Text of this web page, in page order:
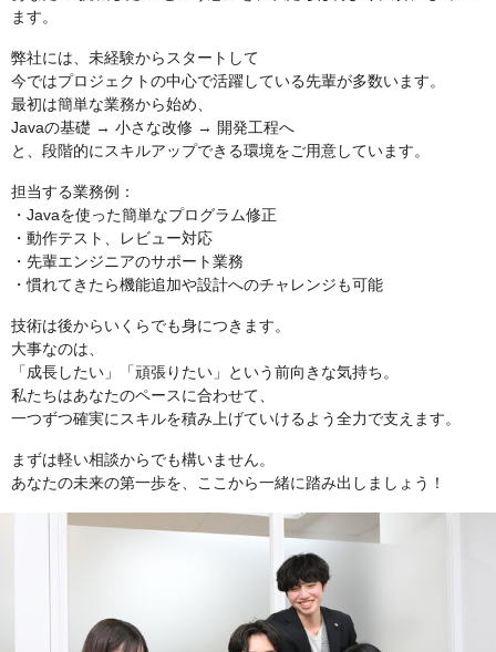
ます。
弊社には、未経験からスタートして
今ではプロジェクトの中心で活躍している先輩が多数います。
最初は簡単な業務から始め、
Javaの基礎 → 小さな改修 → 開発工程へ
と、段階的にスキルアップできる環境をご用意しています。
担当する業務例：
・Javaを使った簡単なプログラム修正
・動作テスト、レビュー対応
・先輩エンジニアのサポート業務
・慣れてきたら機能追加や設計へのチャレンジも可能
技術は後からいくらでも身につきます。
大事なのは、
「成長したい」「頑張りたい」という前向きな気持ち。
私たちはあなたのペースに合わせて、
一つずつ確実にスキルを積み上げていけるよう全力で支えます。
まずは軽い相談からでも構いません。
あなたの未来の第一歩を、ここから一緒に踏み出しましょう！